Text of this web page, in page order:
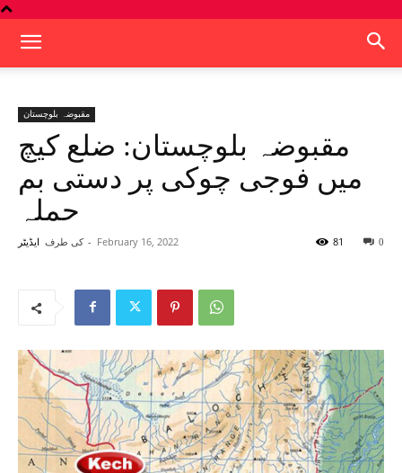
مقبوضہ بلوچستان
مقبوضہ بلوچستان: ضلع کیچ
میں فوجی چوکی پر دستی بم
حملہ
کی طرف ایڈیٹر - February 16, 2022 0
81